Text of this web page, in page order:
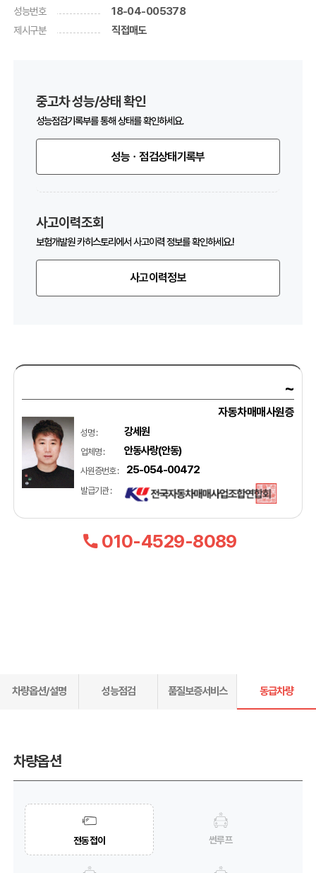
성능번호 18-04-005378
제시구분 직접매도
중고차 성능/상태 확인
성능점검기록부를 통해 상태를 확인하세요.
성능ㆍ점검상태기록부
사고이력조회
보험개발원 카히스토리에서 사고이력 정보를 확인하세요.!
사고이력정보
~
자동차매매사원증
성명 : 강세원
업체명 : 안동사랑(안동)
사원증번호 : 25-054-00472
발급기관 :
010-4529-8089
차량옵션/설명 성능점검 품질보증서비스 동급차량
차량옵션
전동접이 썬루프